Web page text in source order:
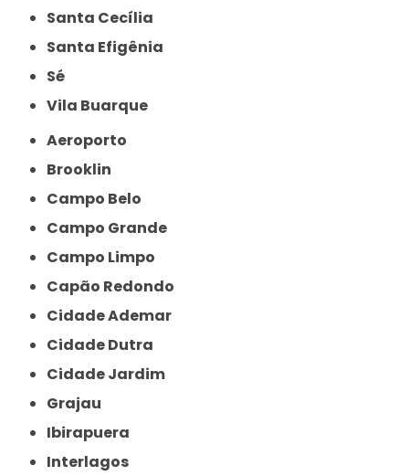
Santa Cecília
Santa Efigênia
Sé
Vila Buarque
Aeroporto
Brooklin
Campo Belo
Campo Grande
Campo Limpo
Capão Redondo
Cidade Ademar
Cidade Dutra
Cidade Jardim
Grajau
Ibirapuera
Interlagos